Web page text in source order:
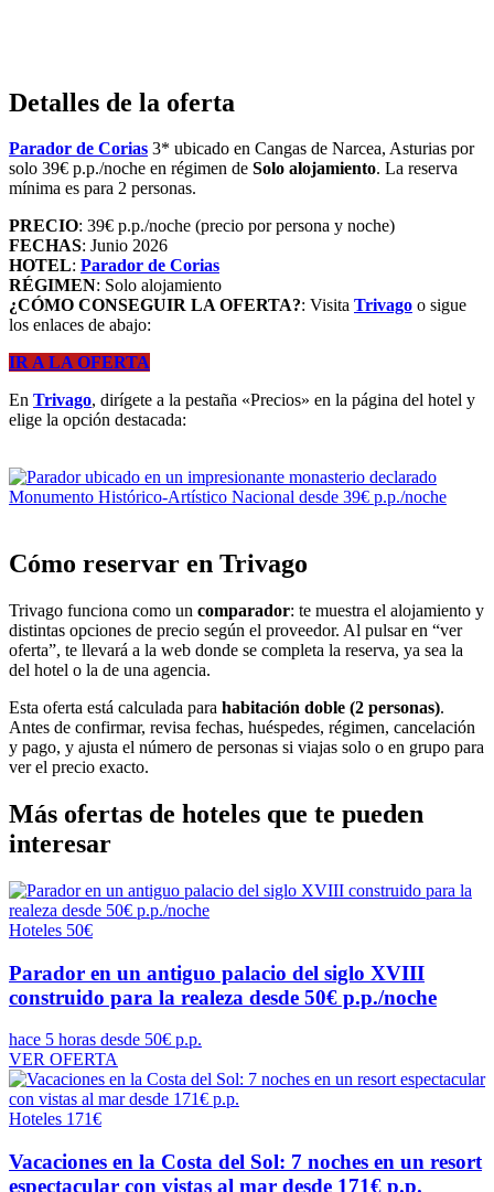
Detalles de la oferta
Parador de Corias 3* ubicado en Cangas de Narcea, Asturias por
solo 39€ p.p./noche en régimen de Solo alojamiento. La reserva
mínima es para 2 personas.
PRECIO: 39€ p.p./noche (precio por persona y noche)
FECHAS: Junio 2026
HOTEL: Parador de Corias
RÉGIMEN: Solo alojamiento
¿CÓMO CONSEGUIR LA OFERTA?: Visita Trivago o sigue
los enlaces de abajo:
IR A LA OFERTA
En Trivago, dirígete a la pestaña «Precios» en la página del hotel y
elige la opción destacada:
Cómo reservar en Trivago
Trivago funciona como un comparador: te muestra el alojamiento y
distintas opciones de precio según el proveedor. Al pulsar en “ver
oferta”, te llevará a la web donde se completa la reserva, ya sea la
del hotel o la de una agencia.
Esta oferta está calculada para habitación doble (2 personas).
Antes de confirmar, revisa fechas, huéspedes, régimen, cancelación
y pago, y ajusta el número de personas si viajas solo o en grupo para
ver el precio exacto.
Más ofertas de hoteles que te pueden
interesar
Hoteles 50€
Parador en un antiguo palacio del siglo XVIII
construido para la realeza desde 50€ p.p./noche
hace 5 horas desde 50€ p.p.
VER OFERTA
Hoteles 171€
Vacaciones en la Costa del Sol: 7 noches en un resort
espectacular con vistas al mar desde 171€ p.p.